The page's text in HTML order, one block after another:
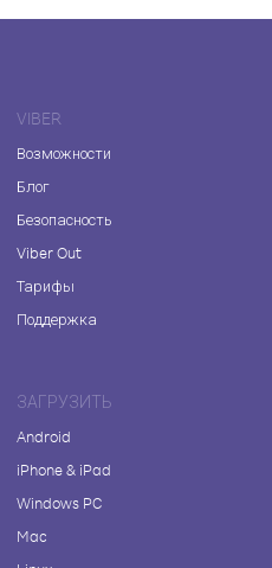
VIBER
Возможности
Блог
Безопасность
Viber Out
Тарифы
Поддержка
ЗАГРУЗИТЬ
Android
iPhone & iPad
Windows PC
Mac